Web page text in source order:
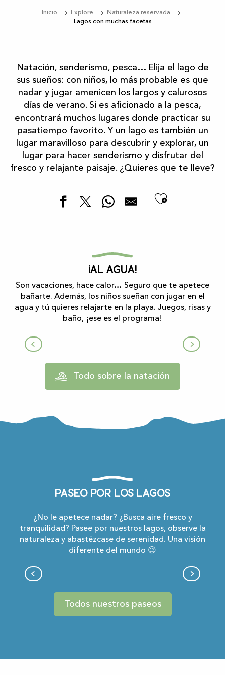
Inicio Explore
Naturaleza reservada
Lagos con muchas facetas
Natación, senderismo, pesca… Elija el lago de
sus sueños: con niños, lo más probable es que
nadar y jugar amenicen los largos y calurosos
días de verano. Si es aficionado a la pesca,
encontrará muchos lugares donde practicar su
pasatiempo favorito. Y un lago es también un
lugar maravilloso para descubrir y explorar, un
lugar para hacer senderismo y disfrutar del
fresco y relajante paisaje. ¿Quieres que te lleve?
¡Al agua!
Son vacaciones, hace calor… Seguro que te apetece
bañarte. Además, los niños sueñan con jugar en el
agua y tú quieres relajarte en la playa. Juegos, risas y
baño, ¡ese es el programa!
Lago Mondély
Todo sobre la natación
Paseo por los lagos
¿No le apetece nadar? ¿Busca aire fresco y
tranquilidad? Pasee por nuestros lagos, observe la
naturaleza y abastézcase de serenidad. Una visión
diferente del mundo 😉
Todos nuestros paseos